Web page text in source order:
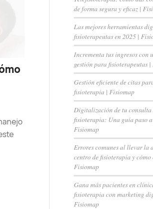
de forma segura y eficaz |
Las mejores herramientas
fisioterapeutas en 2025 |
Incrementa tus ingresos con
gestión para fisioterapeutas
Gestión eficiente de citas
fisioterapia | Fisiomap
Digitalización de tu consulta
fisioterapia: Una guía paso
Fisiomap
Errores comunes al llevar la
centro de fisioterapia y
Fisiomap
Gana más pacientes en
fisioterapia con marketing
Fisiomap